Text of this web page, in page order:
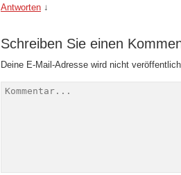
Antworten ↓
Schreiben Sie einen
Deine E-Mail-Adresse wird nicht